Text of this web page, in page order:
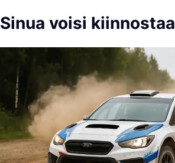
Sinua voisi kiinnostaa